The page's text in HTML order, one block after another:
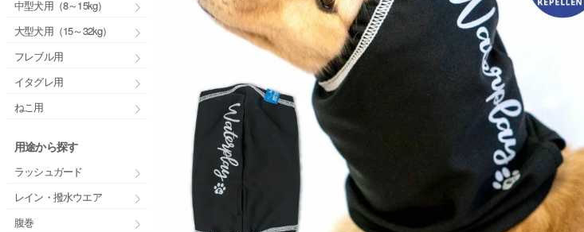
中型犬用（8～15kg）
大型犬用（15～32kg）
フレブル用
イタグレ用
ねこ用
用途から探す
ラッシュガード
レイン・撥水ウエア
腹巻